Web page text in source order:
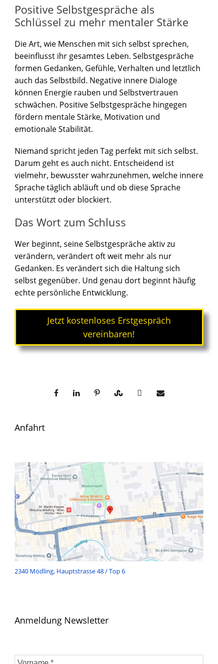
Positive Selbstgespräche als
Schlüssel zu mehr mentaler Stärke
Die Art, wie Menschen mit sich selbst sprechen,
beeinflusst ihr gesamtes Leben. Selbstgespräche
formen Gedanken, Gefühle, Verhalten und letztlich
auch das Selbstbild. Negative innere Dialoge
können Energie rauben und Selbstvertrauen
schwächen. Positive Selbstgespräche hingegen
fördern mentale Stärke, Motivation und
emotionale Stabilität.
Niemand spricht jeden Tag perfekt mit sich selbst.
Darum geht es auch nicht. Entscheidend ist
vielmehr, bewusster wahrzunehmen, welche innere
Sprache täglich abläuft und ob diese Sprache
unterstützt oder blockiert.
Das Wort zum Schluss
Wer beginnt, seine Selbstgespräche aktiv zu
verändern, verändert oft weit mehr als nur
Gedanken. Es verändert sich die Haltung sich
selbst gegenüber. Und genau dort beginnt häufig
echte persönliche Entwicklung.
Jetzt kostenloses Erstgespräch
vereinbaren!
Anfahrt
2340 Mödling, Hauptstrasse 48 / Top 6
Anmeldung Newsletter